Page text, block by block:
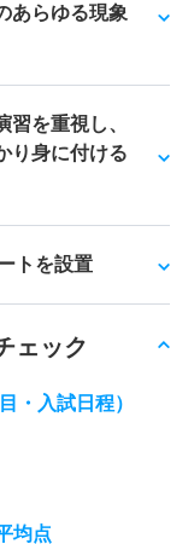
あらゆる現象
習を重視し、
り身に付ける
トを設置
ェック
・入試日程）
均点